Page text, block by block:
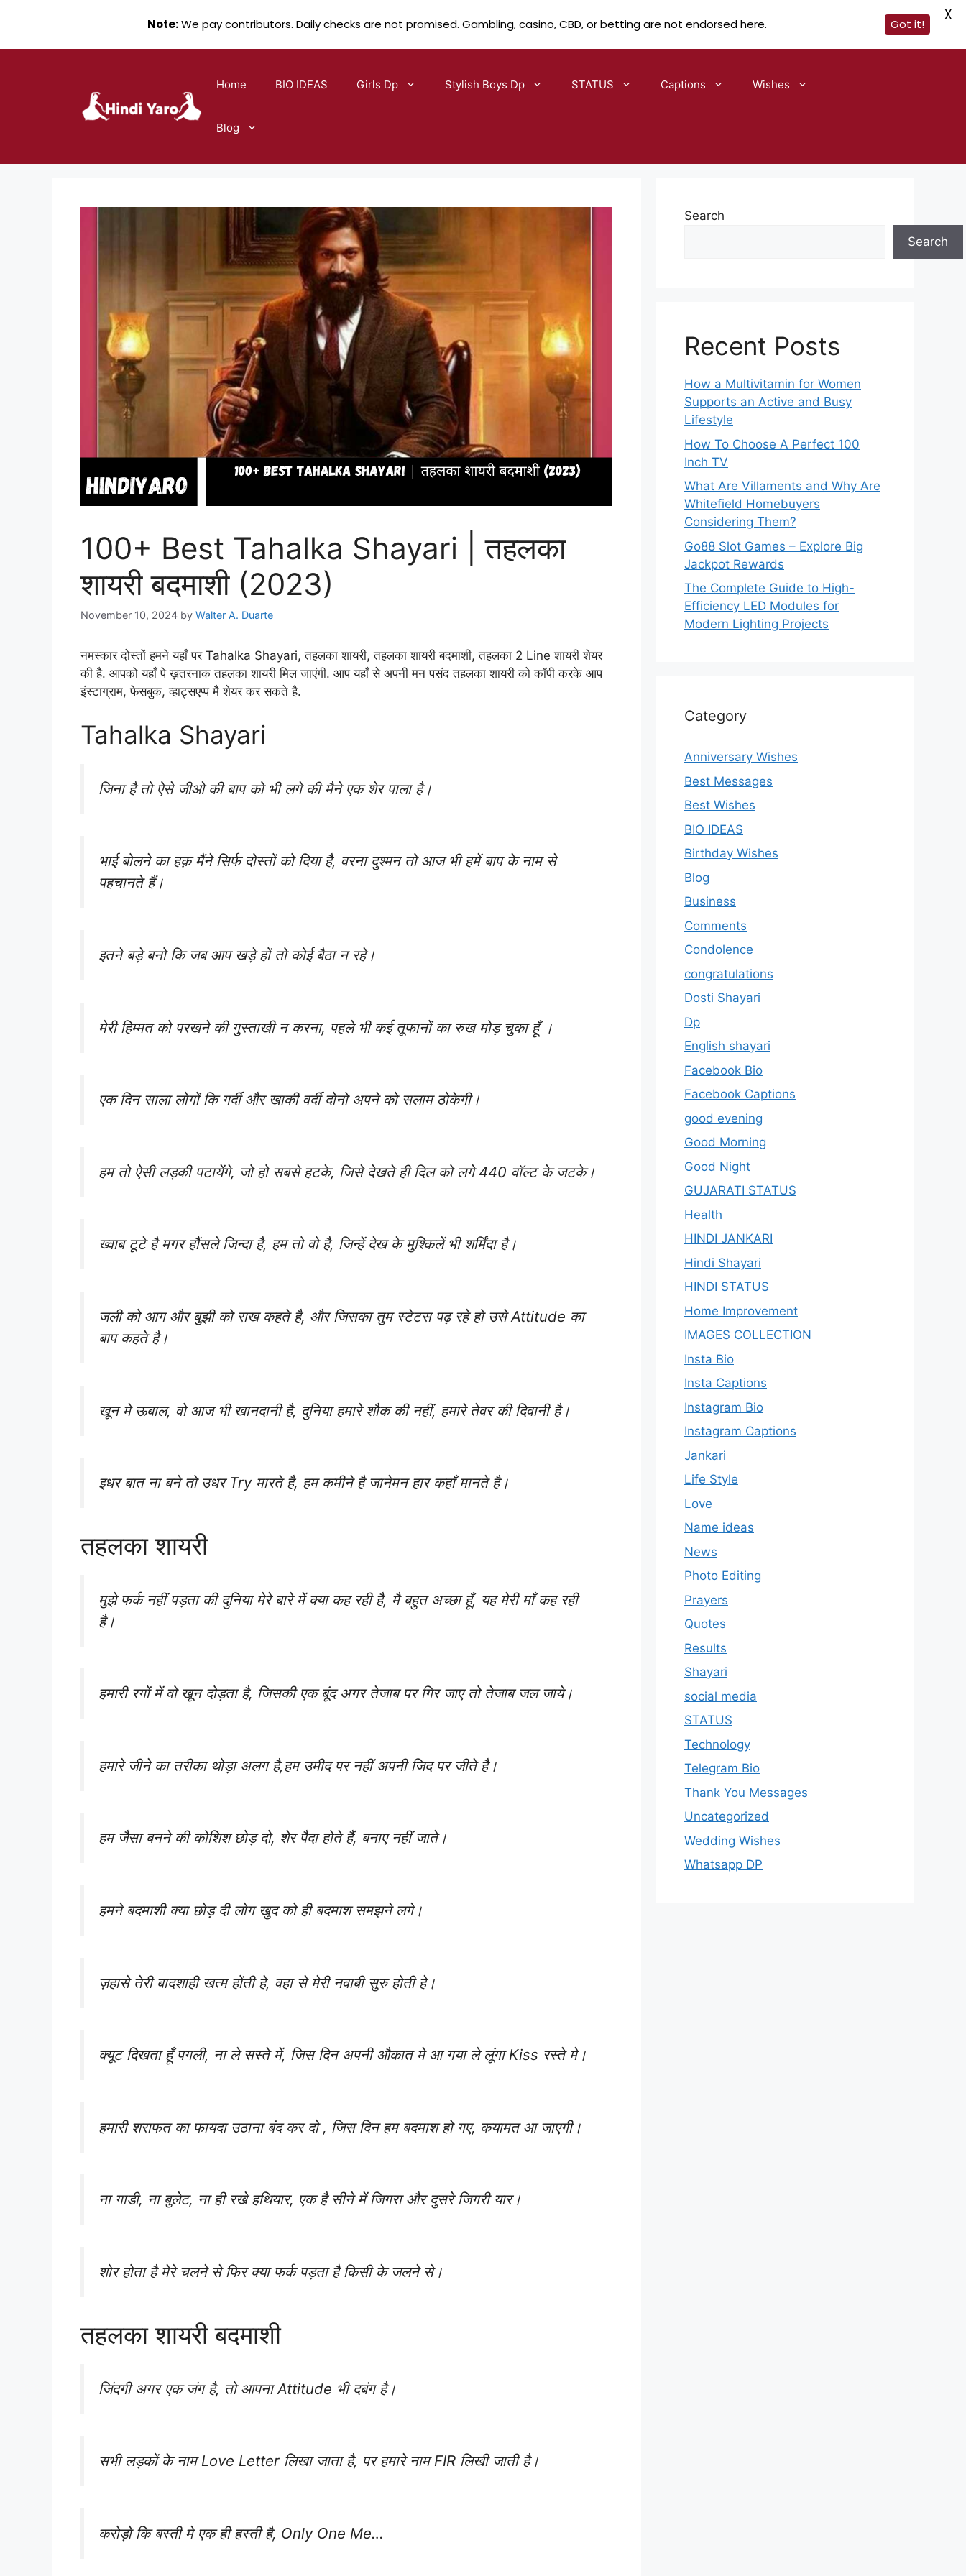
Home BIO IDEAS Girls Dp Stylish Boys Dp STATUS Captions Wishes
Blog
100+ Best Tahalka Shayari | तहलका
शायरी बदमाशी (2023)
November 10, 2024 by Walter A. Duarte
नमस्कार दोस्तों हमने यहाँ पर Tahalka Shayari, तहलका शायरी, तहलका शायरी बदमाशी, तहलका 2 Line शायरी शेयर
की है. आपको यहाँ पे ख़तरनाक तहलका शायरी मिल जाएंगी. आप यहाँ से अपनी मन पसंद तहलका शायरी को कॉपी करके आप
इंस्टाग्राम, फेसबुक, व्हाट्सएप्प मै शेयर कर सकते है.
Tahalka Shayari
जिना है तो ऐसे जीओ की बाप को भी लगे की मैने एक शेर पाला है।
भाई बोलने का हक़ मैंने सिर्फ दोस्तों को दिया है, वरना दुश्मन तो आज भी हमें बाप के नाम से
पहचानते हैं।
इतने बड़े बनो कि जब आप खड़े हों तो कोई बैठा न रहे।
मेरी हिम्मत को परखने की गुस्ताखी न करना, पहले भी कई तूफानों का रुख मोड़ चुका हूँ ।
एक दिन साला‬ ‪लोगों कि गर्दी‬ ‪और‬ खाकी वर्दी दोनो‬ ‪अपने को‬ ‪सलाम ठोकेगी।
हम तो ऐसी लड़की पटायेंगे, जो हो सबसे हटके, जिसे देखते ही दिल को लगे 440 वॉल्ट के जटके।
ख्वाब टूटे है मगर हौंसले जिन्दा है, हम तो वो है, जिन्हें देख के मुश्किलें भी शर्मिंदा है।
जली को आग और बुझी को राख कहते है, और जिसका तुम स्टेटस पढ़ रहे हो उसे Attitude का
बाप कहते है।
खून मे ऊबाल, वो आज भी खानदानी है, दुनिया हमारे शौक की नहीं, हमारे तेवर की दिवानी है।
इधर बात ना बने तो उधर Try मारते है, हम कमीने है जानेमन हार कहाँ मानते है।
तहलका शायरी
मुझे फर्क नहीं पड़ता की दुनिया मेरे बारे में क्या कह रही है, मै बहुत अच्छा हूँ, यह मेरी माँ कह रही
है।
हमारी रगों में वो खून दोड़ता है, जिसकी एक बूंद अगर तेजाब पर गिर जाए तो तेजाब जल जाये।
हमारे जीने का तरीका थोड़ा अलग है,हम उमीद पर नहीं अपनी जिद पर जीते है।
हम जैसा बनने की कोशिश छोड़ दो, शेर पैदा होते हैं, बनाए नहीं जाते।
हमने बदमाशी क्या छोड़ दी लोग खुद को ही बदमाश समझने लगे।
ज़हासे तेरी बादशाही खत्म होंती हे, वहा से मेरी नवाबी सुरु होती हे।
क्यूट दिखता हूँ पगली, ना ले सस्ते में, जिस दिन अपनी औकात मे आ गया ले लूंगा Kiss रस्ते मे।
हमारी शराफत का फायदा उठाना बंद कर दो , जिस दिन हम बदमाश हो गए, कयामत आ जाएगी।
ना गाडी, ना बुलेट, ना ही रखे हथियार, एक है सीने में जिगरा और दुसरे जिगरी यार।
शोर होता है मेरे चलने से फिर क्या फर्क पड़ता है किसी के जलने से।
तहलका शायरी बदमाशी
जिंदगी अगर एक जंग है, तो आपना Attitude भी दबंग है।
सभी लड़कों के नाम Love Letter लिखा जाता है, पर हमारे नाम FIR लिखी जाती है।
करोड़ो कि बस्ती मे एक ही हस्ती है, Only One Me…
Search
Search
Recent Posts
How a Multivitamin for Women
Supports an Active and Busy
Lifestyle
How To Choose A Perfect 100
Inch TV
What Are Villaments and Why Are
Whitefield Homebuyers
Considering Them?
Go88 Slot Games – Explore Big
Jackpot Rewards
The Complete Guide to High-
Efficiency LED Modules for
Modern Lighting Projects
Category
Anniversary Wishes
Best Messages
Best Wishes
BIO IDEAS
Birthday Wishes
Blog
Business
Comments
Condolence
congratulations
Dosti Shayari
Dp
English shayari
Facebook Bio
Facebook Captions
good evening
Good Morning
Good Night
GUJARATI STATUS
Health
HINDI JANKARI
Hindi Shayari
HINDI STATUS
Home Improvement
IMAGES COLLECTION
Insta Bio
Insta Captions
Instagram Bio
Instagram Captions
Jankari
Life Style
Love
Name ideas
News
Photo Editing
Prayers
Quotes
Results
Shayari
social media
STATUS
Technology
Telegram Bio
Thank You Messages
Uncategorized
Wedding Wishes
Whatsapp DP
Note:We pay contributors. Daily checks are not promised. Gambling, casino, CBD, or betting are not endorsed here. Got it!
X